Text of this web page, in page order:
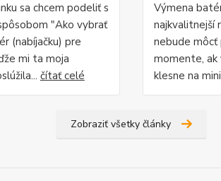
sa chcem podeliť s
"Ako vybrať
(nabíjačku) pre
mi ta moja
čítať celé
Výmena
najkvalitnejší
nebude
momente,
klesne na
Zobraziť všetky články